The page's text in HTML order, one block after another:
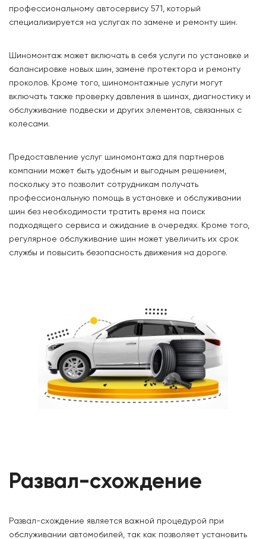
профессиональному автосервису 571, который
специализируется на услугах по замене и ремонту шин.
Шиномонтаж может включать в себя услуги по установке и
балансировке новых шин, замене протектора и ремонту
проколов. Кроме того, шиномонтажные услуги могут
включать также проверку давления в шинах, диагностику и
обслуживание подвески и других элементов, связанных с
колесами.
Предоставление услуг шиномонтажа для партнеров
компании может быть удобным и выгодным решением,
поскольку это позволит сотрудникам получать
профессиональную помощь в установке и обслуживании
шин без необходимости тратить время на поиск
подходящего сервиса и ожидание в очередях. Кроме того,
регулярное обслуживание шин может увеличить их срок
службы и повысить безопасность движения на дороге.
Развал-схождение
Развал-схождение является важной процедурой при
обслуживании автомобилей, так как позволяет установить